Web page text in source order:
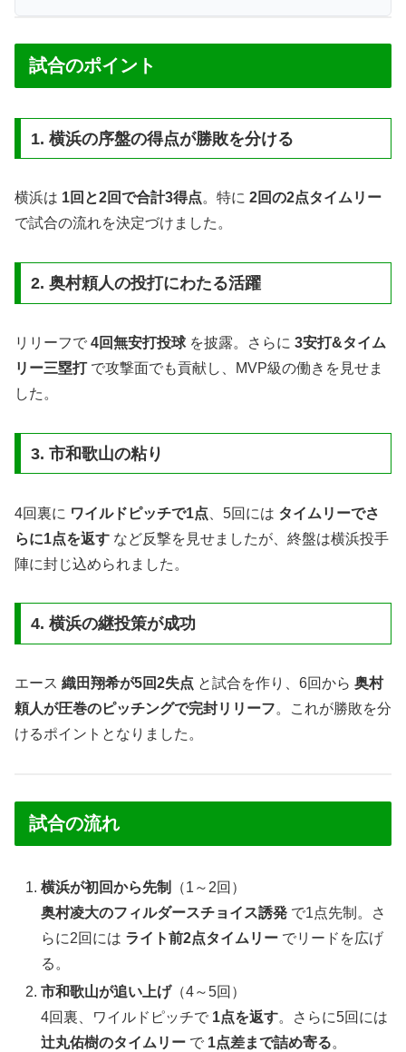
試合のポイント
1. 横浜の序盤の得点が勝敗を分ける
横浜は 1回と2回で合計3得点。特に 2回の2点タイムリー
で試合の流れを決定づけました。
2. 奥村頼人の投打にわたる活躍
リリーフで 4回無安打投球を披露。さらに 3安打&タイム
リー三塁打で攻撃面でも貢献し、MVP級の働きを見せま
した。
3. 市和歌山の粘り
4回裏に ワイルドピッチで1点 、5回には タイムリーでさ
らに1点を返す など反撃を見せましたが、終盤は横浜投手
陣に封じ込められました。
4. 横浜の継投策が成功
エース 織田翔希が5回2失点 と試合を作り、6回から 奥村
頼人が圧巻のピッチングで完封リリーフ。これが勝敗を分
けるポイントとなりました。
試合の流れ
横浜が初回から先制
（1～2回）
奥村凌大のフィルダースチョイス誘発 で1点先制。さ
らに2回には ライト前2点タイムリー でリードを広げ
る。
市和歌山が追い上げ（4～5回）
4回裏、ワイルドピッチで 1点を返す。さらに5回には
辻丸佑樹のタイムリー で 1点差まで詰め寄る。